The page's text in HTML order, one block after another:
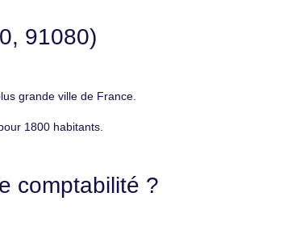
91080)
grande ville de France.
1800 habitants.
comptabilité ?